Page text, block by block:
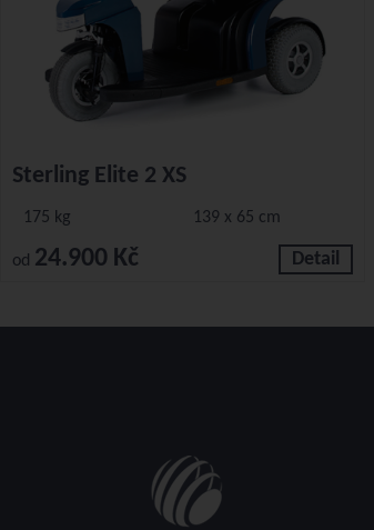
Sterling Elite 2 XS
175 kg 139 x 65 cm
od 24.900 Kč Detail